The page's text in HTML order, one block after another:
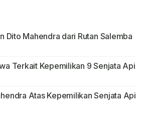
Dito Mahendra dari Rutan Salemba
Terkait Kepemilikan 9 Senjata Api
Atas Kepemilikan Senjata Api